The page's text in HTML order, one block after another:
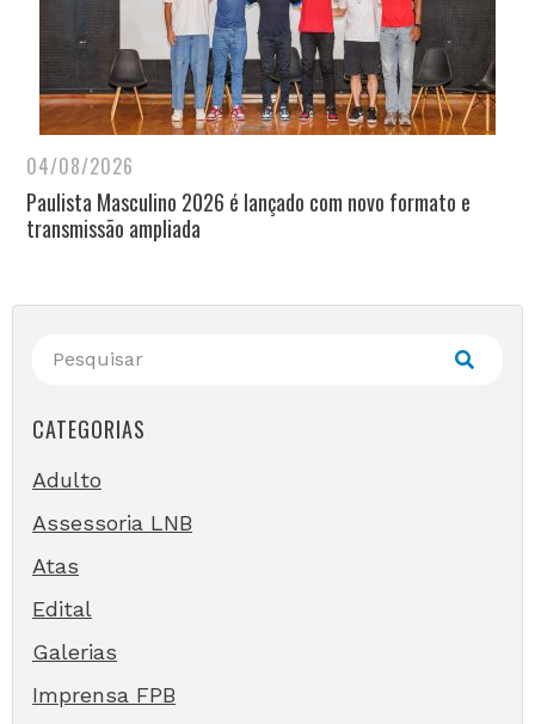
04/08/2026
Paulista Masculino 2026 é lançado com novo formato e
transmissão ampliada
CATEGORIAS
Adulto
Assessoria LNB
Atas
Edital
Galerias
Imprensa FPB